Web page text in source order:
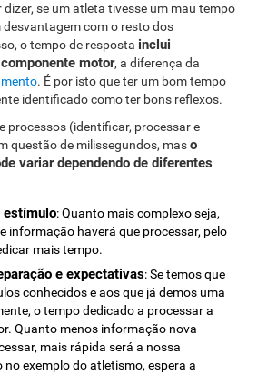
se um atleta tivesse um mau tempo
com o resto dos
o tempo de resposta inclui
motor, a diferença da
. É por isto que ter um bom tempo
identificado como ter bons reflexos.
processos (identificar, processar e
questão de milissegundos, maso
variar dependendo de diferentes
estímulo: Quanto mais complexo seja,
informação haverá que processar, pelo
mais tempo.
e expectativas: Se temos que
conhecidos e aos que já demos uma
o tempo dedicado a processar a
Quanto menos informação nova
mais rápida será a nossa
no exemplo do atletismo, espera a